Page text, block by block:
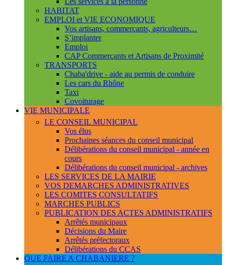
HABITAT
EMPLOI et VIE ECONOMIQUE
Vos artisans, commerçants, agriculteurs…
S’implanter
Emploi
CAP Commerçants et Artisans de Proximité
TRANSPORTS
Chaba'drive - aide au permis de conduire
Les cars du Rhône
Taxi
Covoiturage
VIE MUNICIPALE
LE CONSEIL MUNICIPAL
Vos élus
Prochaines séances du conseil municipal
Délibérations du conseil municipal - année en
cours
Délibérations du conseil municipal - archives
LES SERVICES DE LA MAIRIE
VOS DEMARCHES ADMINISTRATIVES
LES COMITES CONSULTATIFS
MARCHES PUBLICS
PUBLICATION DES ACTES ADMINISTRATIFS
Arrêtés municipaux
Décisions du Maire
Arrêtés préfectoraux
Délibérations du CCAS
QUE FAIRE A CHABANIERE ?